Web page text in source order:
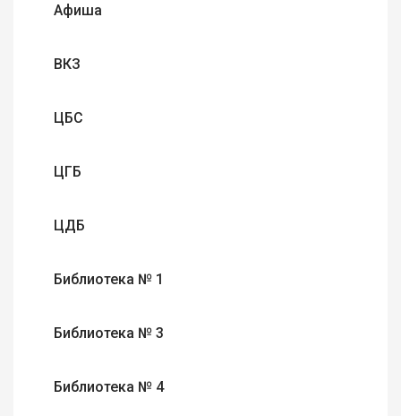
Афиша
ВКЗ
ЦБС
ЦГБ
ЦДБ
Библиотека № 1
Библиотека № 3
Библиотека № 4